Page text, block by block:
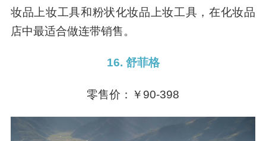
妆品上妆工具和粉状化妆品上妆工具，在化妆品
店中最适合做连带销售。
16. 舒菲格
零售价：￥90-398